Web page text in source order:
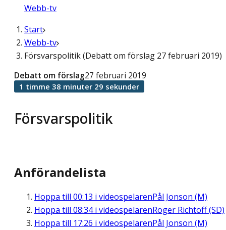
Webb-tv
Start
Webb-tv
Försvarspolitik (Debatt om förslag 27 februari 2019)
Försvarspolitik
Debatt om förslag27 februari 2019
1 timme 38 minuter 29 sekunder
Anförandelista
Hoppa till 00:13 i videospelarenPål Jonson (M)
Hoppa till 08:34i videospelarenRoger Richtoff (SD)
Hoppa till 17:26 i videospelarenPål Jonson (M)